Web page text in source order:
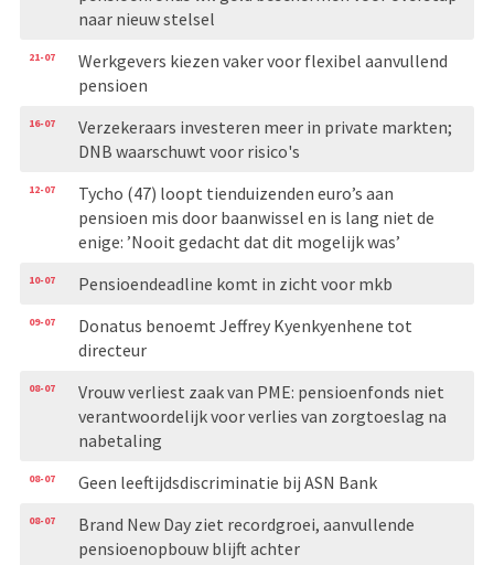
naar nieuw stelsel
21-07
Werkgevers kiezen vaker voor flexibel aanvullend
pensioen
16-07
Verzekeraars investeren meer in private markten;
DNB waarschuwt voor risico's
12-07
Tycho (47) loopt tienduizenden euro’s aan
pensioen mis door baanwissel en is lang niet de
enige: ’Nooit gedacht dat dit mogelijk was’
10-07 Pensioendeadline komt in zicht voor mkb
09-07
Donatus benoemt Jeffrey Kyenkyenhene tot
directeur
08-07
Vrouw verliest zaak van PME: pensioenfonds niet
verantwoordelijk voor verlies van zorgtoeslag na
nabetaling
08-07 Geen leeftijdsdiscriminatie bij ASN Bank
08-07
Brand New Day ziet recordgroei, aanvullende
pensioenopbouw blijft achter